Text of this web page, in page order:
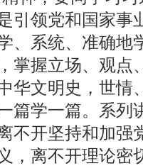
引领党和国家事
、系统、准确地
掌握立场、观点
华文明史，世情
篇学一篇。系列
不开坚持和加强
，离不开理论密